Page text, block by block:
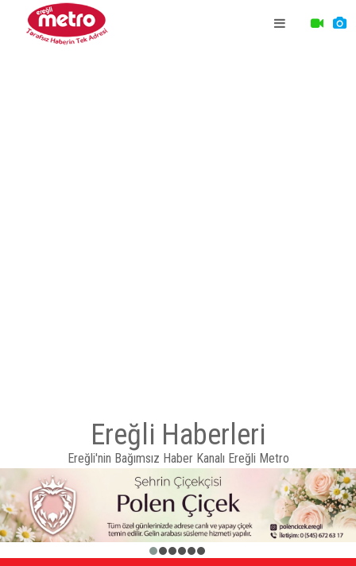
Ereğli Haberleri
Ereğli'nin Bağımsız Haber Kanalı Ereğli Metro
2 3 4 5 6